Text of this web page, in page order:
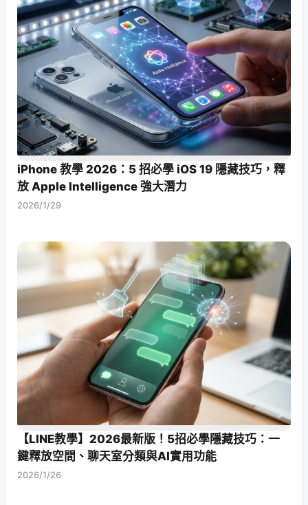
iPhone 教學 2026：5 招必學 iOS 19 隱藏技巧，釋
放 Apple Intelligence 強大潛力
2026/1/29
【LINE教學】2026最新版！5招必學隱藏技巧：一
鍵釋放空間、聊天室分類與AI實用功能
2026/1/26